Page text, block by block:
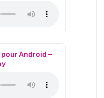
Android –